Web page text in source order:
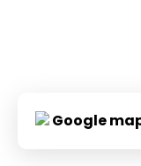
Google